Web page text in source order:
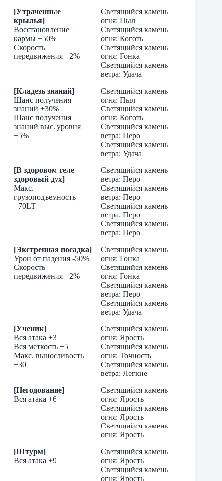
[Утраченные
крылья]
Восстановление
кармы +50%
Скорость
передвижения +2%
Светящийся камень
огня: Пыл
Светящийся камень
огня: Коготь
Светящийся камень
огня: Гонка
Светящийся камень
ветра: Удача
[Кладезь знаний]
Шанс получения
знаний +30%
Шанс получения
знаний выс. уровня
+5%
Светящийся камень
огня: Пыл
Светящийся камень
огня: Коготь
Светящийся камень
ветра: Перо
Светящийся камень
ветра: Удача
[В здоровом теле
здоровый дух]
Макс.
грузоподъемность
+70LT
Светящийся камень
ветра: Перо
Светящийся камень
ветра: Перо
Светящийся камень
ветра: Перо
Светящийся камень
ветра: Перо
[Экстренная посадка]
Урон от падения -50%
Скорость
передвижения +2%
Светящийся камень
огня: Гонка
Светящийся камень
огня: Гонка
Светящийся камень
ветра: Перо
Светящийся камень
ветра: Удача
[Ученик]
Вся атака +3
Вся меткость +5
Макс. выносливость
+30
Светящийся камень
огня: Ярость
Светящийся камень
огня: Точность
Cветящийся камень
ветра: Легкие
[Негодование]
Вся атака +6
Светящийся камень
огня: Ярость
Светящийся камень
огня: Ярость
Светящийся камень
огня: Ярость
[Штурм]
Вся атака +9
Светящийся камень
огня: Ярость
Светящийся камень
огня: Ярость